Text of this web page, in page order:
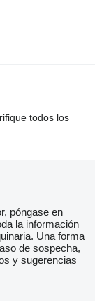
todos los
póngase en
la información
Una forma
de sospecha,
y sugerencias